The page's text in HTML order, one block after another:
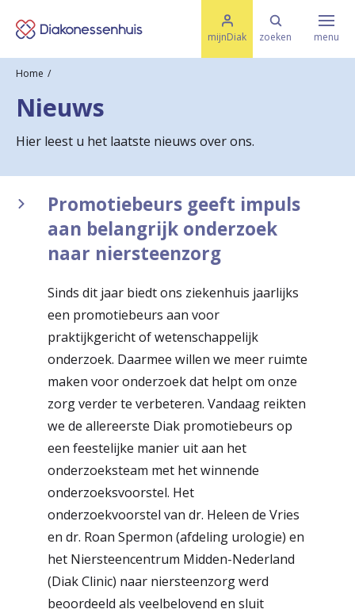
e
e
mijnDiak zoeken
M
e
n
menu
Ziektes & Aandoeningen
Uw bezoek
Translate
Zorgverleners
Home
Nieuws
Hier leest u het laatste nieuws over ons.
Promotiebeurs geeft impuls
aan belangrijk onderzoek
naar niersteenzorg
Sinds dit jaar biedt ons ziekenhuis jaarlijks
een promotiebeurs aan voor
praktijkgericht of wetenschappelijk
onderzoek. Daarmee willen we meer ruimte
maken voor onderzoek dat helpt om onze
zorg verder te verbeteren. Vandaag reikten
we de allereerste Diak promotiebeurs op
een feestelijke manier uit aan het
onderzoeksteam met het winnende
onderzoeksvoorstel. Het
onderzoekvoorstel van dr. Heleen de Vries
en dr. Roan Spermon (afdeling urologie) en
het Niersteencentrum Midden-Nederland
(Diak Clinic) naar niersteenzorg werd
beoordeeld als veelbelovend en sluit